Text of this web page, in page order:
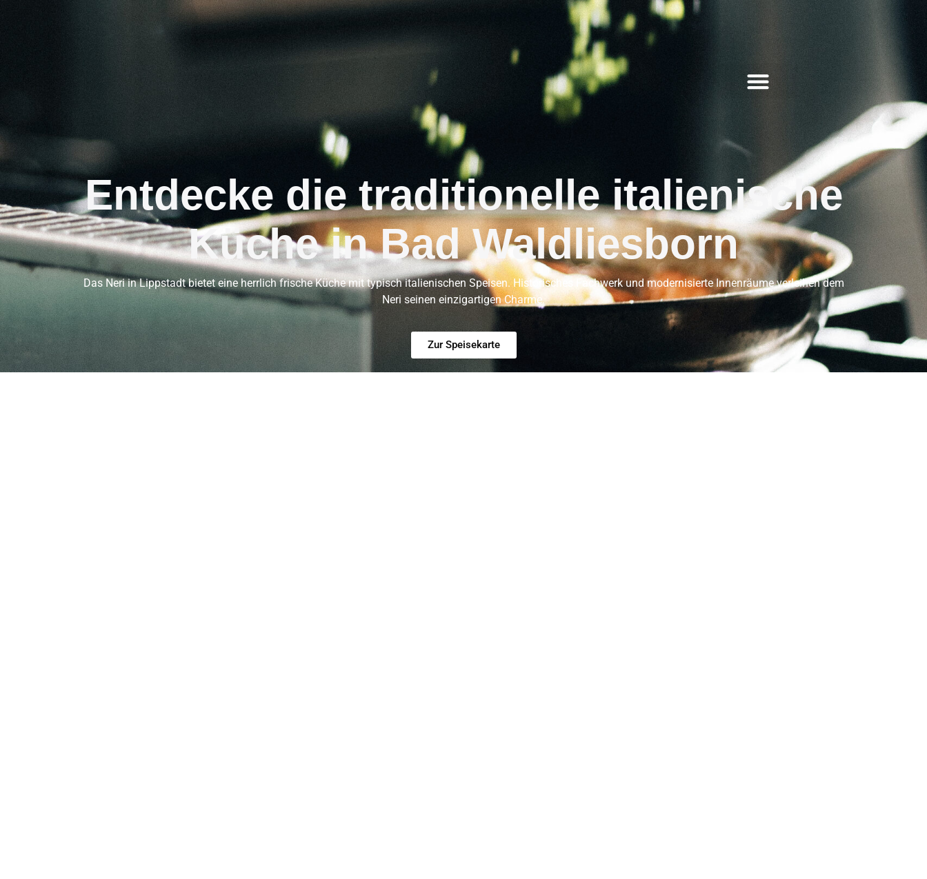
Entdecke die traditionelle italienische
Küche in Bad Waldliesborn
Das Neri in Lippstadt bietet eine herrlich frische Küche mit typisch italienischen Speisen. Historisches Fachwerk und modernisierte Innenräume verleihen dem
Neri seinen einzigartigen Charme.
Zur Speisekarte